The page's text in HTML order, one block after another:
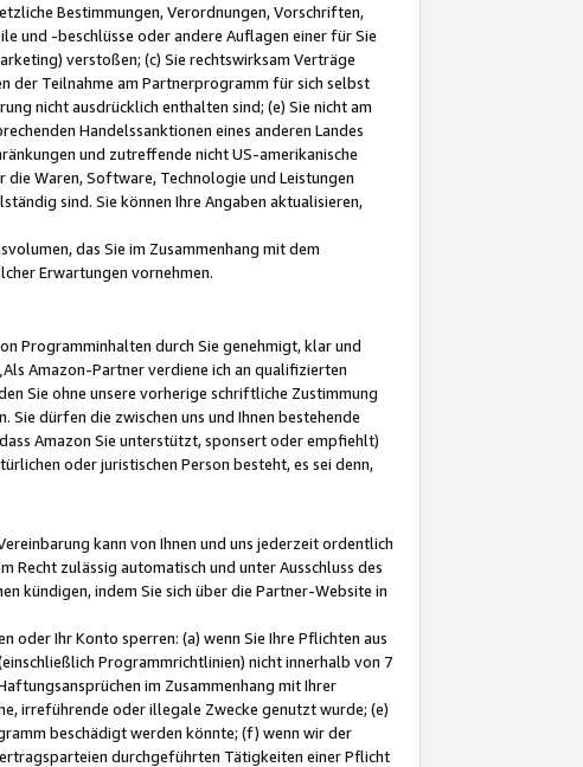
Bestimmungen, Verordnungen, Vorschriften,
und -beschlüsse oder andere Auflagen einer für Sie
verstoßen; (c) Sie rechtswirksam Verträge
der Teilnahme am Partnerprogramm für sich selbst
nicht ausdrücklich enthalten sind; (e) Sie nicht am
Handelssanktionen eines anderen Landes
und zutreffende nicht US-amerikanische
Waren, Software, Technologie und Leistungen
sind. Sie können Ihre Angaben aktualisieren,
das Sie im Zusammenhang mit dem
Erwartungen vornehmen.
Programminhalten durch Sie genehmigt, klar und
Amazon-Partner verdiene ich an qualifizierten
Sie ohne unsere vorherige schriftliche Zustimmung
dürfen die zwischen uns und Ihnen bestehende
Amazon Sie unterstützt, sponsert oder empfiehlt)
oder juristischen Person besteht, es sei denn,
kann von Ihnen und uns jederzeit ordentlich
zulässig automatisch und unter Ausschluss des
kündigen, indem Sie sich über die Partner-Website in
oder Ihr Konto sperren: (a) wenn Sie Ihre Pflichten aus
Programmrichtlinien) nicht innerhalb von 7
im Zusammenhang mit Ihrer
irreführende oder illegale Zwecke genutzt wurde; (e)
beschädigt werden könnte; (f) wenn wir der
durchgeführten Tätigkeiten einer Pflicht